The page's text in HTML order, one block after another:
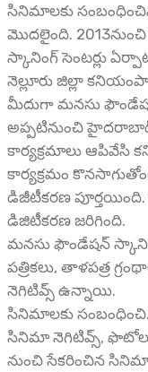
సినిమాలకు
మొదలైంది.
స్కానింగ్ సెంటర్లు
నెల్లూరు జిల్లా
మీదుగా మనసు
అప్పటినుంచి
కార్యక్రమాలు ఆపివేసి
కార్యక్రమం
డిజీటీకరణ
డిజిటీకరణ జరిగింది.
మనసు ఫౌండేషన్
పత్రికలు, తాళపత్ర
నెగిటివ్స్ ఉన్నాయి.
సినిమాలకు
సినిమా నెగిటివ్స్,
నుంచి సేకరించిన